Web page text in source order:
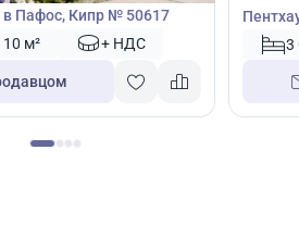
в Пафос, Кипр № 50617
м² + НДС
Кипр3